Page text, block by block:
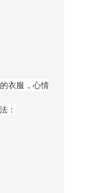
衣服，心情
：